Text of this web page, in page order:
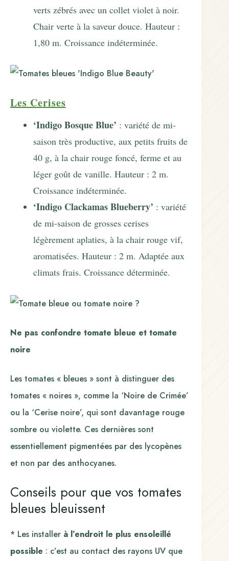
verts zébrés avec un collet violet à noir.
Chair verte à la saveur douce. Hauteur :
1,80 m. Croissance indéterminée.
Les Cerises
‘Indigo Bosque Blue’ : variété de mi-
saison très productive, aux petits fruits de
40 g, à la chair rouge foncé, ferme et au
léger goût de vanille. Hauteur : 2 m.
Croissance indéterminée.
‘Indigo Clackamas Blueberry’ : variété
de mi-saison de grosses cerises
légèrement aplaties, à la chair rouge vif,
aromatisées. Hauteur : 2 m. Adaptée aux
climats frais. Croissance déterminée.
Ne pas confondre tomate bleue et tomate
noire
Les tomates « bleues » sont à distinguer des
tomates « noires », comme la ‘Noire de Crimée’
ou la ‘Cerise noire’, qui sont davantage rouge
sombre ou violette. Ces dernières sont
essentiellement pigmentées par des lycopènes
et non par des anthocyanes.
Conseils pour que vos tomates
bleues bleuissent
* Les installer à l’endroit le plus ensoleillé
possible : c’est au contact des rayons UV que